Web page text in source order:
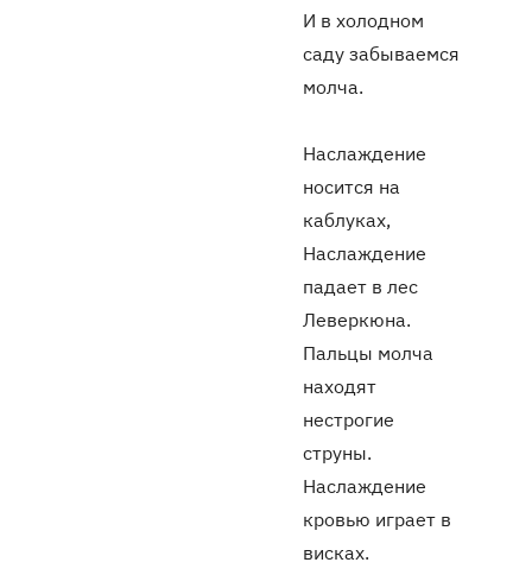
И в холодном
саду забываемся
молча.
Наслаждение
носится на
каблуках,
Наслаждение
падает в лес
Леверкюна.
Пальцы молча
находят
нестрогие
струны.
Наслаждение
кровью играет в
висках.